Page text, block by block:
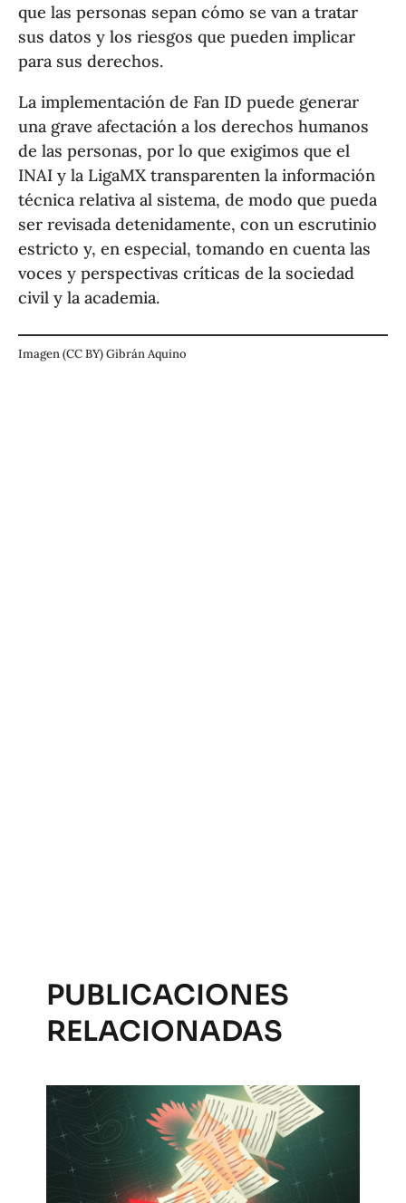
que las personas sepan cómo se van a tratar
sus datos y los riesgos que pueden implicar
para sus derechos.
La implementación de Fan ID puede generar
una grave afectación a los derechos humanos
de las personas, por lo que exigimos que el
INAI y la LigaMX transparenten la información
técnica relativa al sistema, de modo que pueda
ser revisada detenidamente, con un escrutinio
estricto y, en especial, tomando en cuenta las
voces y perspectivas críticas de la sociedad
civil y la academia.
Imagen (CC BY) Gibrán Aquino
PUBLICACIONES
RELACIONADAS